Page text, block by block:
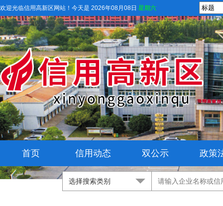
欢迎光临信用高新区网站！ 今天是 2026年08月08日 星期六
首页 信用动态 双公示 政策
选择搜索类别